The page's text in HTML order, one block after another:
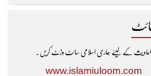
احادیث کے لیئے ہماری اسلامی سائٹ وزٹ کریں۔
www.islamiuloom.com